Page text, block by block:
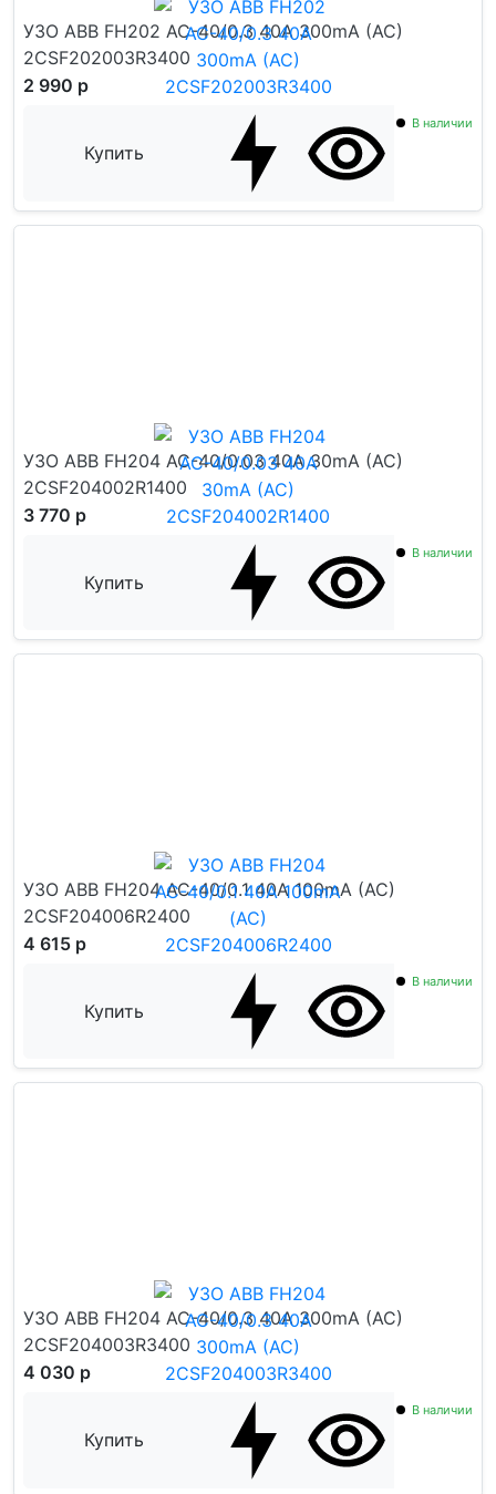
УЗО ABB FH202 AC-40/0.3 40А 300mA (AC)
2CSF202003R3400
2 990 р
Купить
В наличии
УЗО ABB FH204 AC-40/0.03 40А 30mA (AC)
2CSF204002R1400
3 770 р
Купить
В наличии
УЗО ABB FH204 AC-40/0.1 40А 100mA (AC)
2CSF204006R2400
4 615 р
Купить
В наличии
УЗО ABB FH204 AC-40/0.3 40А 300mA (AC)
2CSF204003R3400
4 030 р
Купить
В наличии